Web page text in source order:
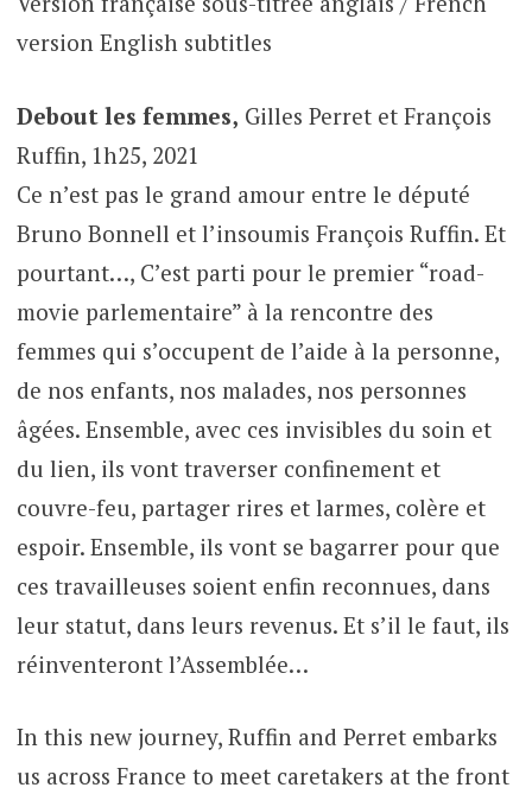
version English subtitles
Debout les femmes, Gilles Perret et François
Ruffin, 1h25, 2021
Ce n’est pas le grand amour entre le député
Bruno Bonnell et l’insoumis François Ruffin. Et
pourtant…, C’est parti pour le premier “road-
movie parlementaire” à la rencontre des
femmes qui s’occupent de l’aide à la personne,
de nos enfants, nos malades, nos personnes
âgées. Ensemble, avec ces invisibles du soin et
du lien, ils vont traverser confinement et
couvre-feu, partager rires et larmes, colère et
espoir. Ensemble, ils vont se bagarrer pour que
ces travailleuses soient enfin reconnues, dans
leur statut, dans leurs revenus. Et s’il le faut, ils
réinventeront l’Assemblée…
In this new journey, Ruffin and Perret embarks
us across France to meet caretakers at the front